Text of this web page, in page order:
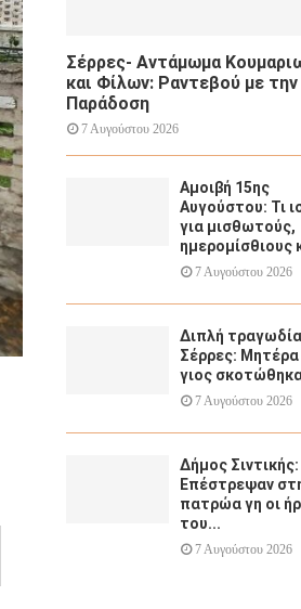
Σέρρες- Αντάμωμα
και Φίλων: Ραντεβού με την
Παράδοση
7 Αυγούστου 2026
Αμοιβή 15ης
Αυγούστου: Τι
για μισθωτούς,
ημερομίσθιους
7 Αυγούστου 2026
Διπλή
Σέρρες: Μητέρα
γιος
7 Αυγούστου 2026
Δήμος Σιντικής:
Επέστρεψαν
πατρώα γη οι
του...
7 Αυγούστου 2026